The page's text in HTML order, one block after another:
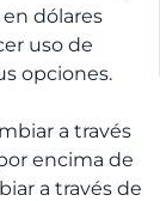
dólares
uso de
opciones.
a través
encima de
a través de